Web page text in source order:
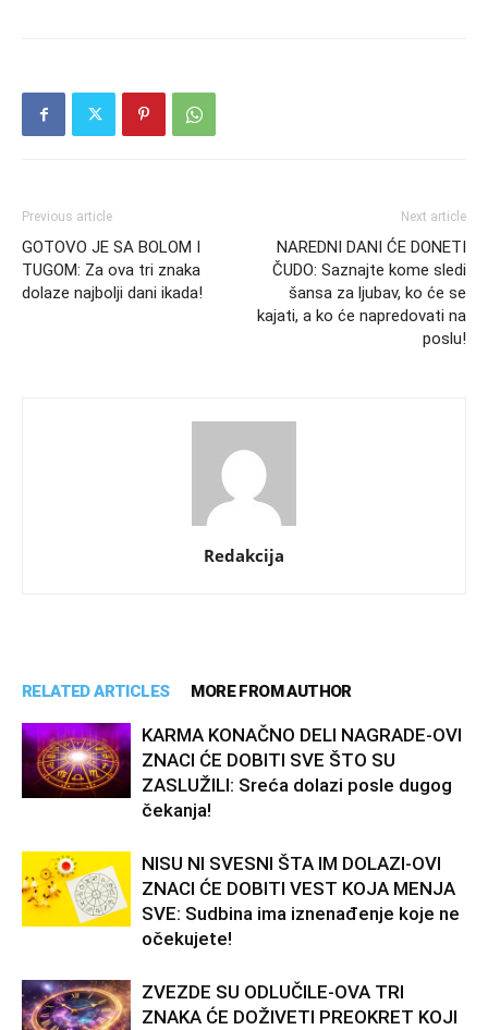
Previous article
GOTOVO JE SA BOLOM I
TUGOM: Za ova tri znaka
dolaze najbolji dani ikada!
Next article
NAREDNI DANI ĆE DONETI
ČUDO: Saznajte kome sledi
šansa za ljubav, ko će se
kajati, a ko će napredovati na
poslu!
Redakcija
RELATED ARTICLES MORE FROM AUTHOR
KARMA KONAČNO DELI NAGRADE-OVI
ZNACI ĆE DOBITI SVE ŠTO SU
ZASLUŽILI: Sreća dolazi posle dugog
čekanja!
NISU NI SVESNI ŠTA IM DOLAZI-OVI
ZNACI ĆE DOBITI VEST KOJA MENJA
SVE: Sudbina ima iznenađenje koje ne
očekujete!
ZVEZDE SU ODLUČILE-OVA TRI
ZNAKA ĆE DOŽIVETI PREOKRET KOJI